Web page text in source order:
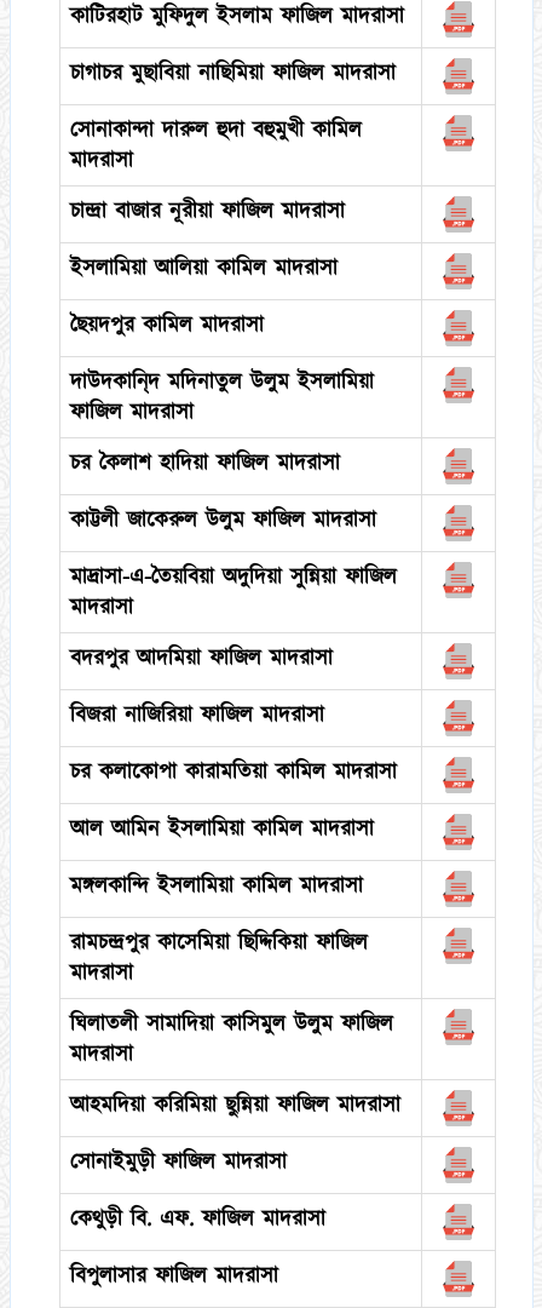
কাটিরহাট মুফিদুল ইসলাম ফাজিল মাদরাসা
চাগাচর মুছাবিয়া নাছিমিয়া ফাজিল মাদরাসা
সোনাকান্দা দারুল হুদা বহুমুখী কামিল
মাদরাসা
চান্দ্রা বাজার নূরীয়া ফাজিল মাদরাসা
ইসলামিয়া আলিয়া কামিল মাদরাসা
ছৈয়দপুর কামিল মাদরাসা
দাউদকানি্দ মদিনাতুল উলুম ইসলামিয়া
ফাজিল মাদরাসা
চর কৈলাশ হাদিয়া ফাজিল মাদরাসা
কাট্টলী জাকেরুল উলুম ফাজিল মাদরাসা
মাদ্রাসা-এ-তৈয়বিয়া অদুদিয়া সুন্নিয়া ফাজিল
মাদরাসা
বদরপুর আদমিয়া ফাজিল মাদরাসা
বিজরা নাজিরিয়া ফাজিল মাদরাসা
চর কলাকোপা কারামতিয়া কামিল মাদরাসা
আল আমিন ইসলামিয়া কামিল মাদরাসা
মঙ্গলকান্দি ইসলামিয়া কামিল মাদরাসা
রামচন্দ্রপুর কাসেমিয়া ছিদ্দিকিয়া ফাজিল
মাদরাসা
ঘিলাতলী সামাদিয়া কাসিমুল উলুম ফাজিল
মাদরাসা
আহমদিয়া করিমিয়া ছুন্নিয়া ফাজিল মাদরাসা
সোনাইমুড়ী ফাজিল মাদরাসা
কেথুড়ী বি. এফ. ফাজিল মাদরাসা
বিপুলাসার ফাজিল মাদরাসা